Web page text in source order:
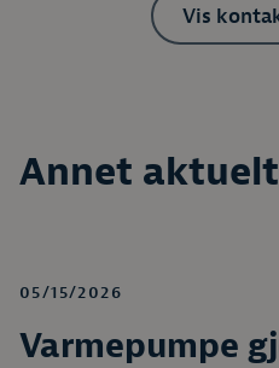
Vis
Annet aktuelt
05/15/2026
Varmepumpe